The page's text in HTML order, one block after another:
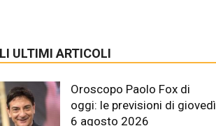
ULTIMI ARTICOLI
Oroscopo Paolo Fox di
oggi: le previsioni di giovedì
6 agosto 2026